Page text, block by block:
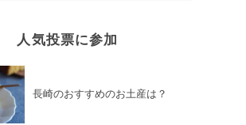
人気投票に参加
長崎のおすすめのお土産は？